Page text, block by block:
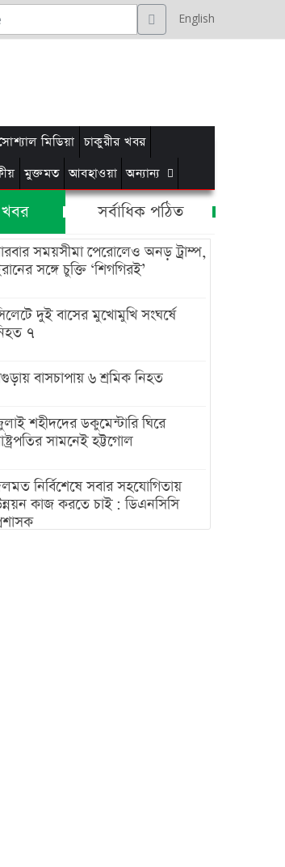
English
মিডিয়া চাকুরীর খবর
মুক্তমত আবহাওয়া অন্যান্য
খবর সর্বাধিক পঠিত
সময়সীমা পেরোলেও অনড় ট্রাম্প,
সঙ্গে চুক্তি ‘শিগগিরই’
দুই বাসের মুখোমুখি সংঘর্ষে
৭
বাসচাপায় ৬ শ্রমিক নিহত
শহীদদের ডকুমেন্টারি ঘিরে
সামনেই হট্টগোল
নির্বিশেষে সবার সহযোগিতায়
কাজ করতে চাই : ডিএনসিসি